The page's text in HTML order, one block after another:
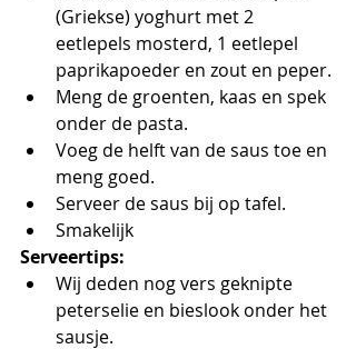
(Griekse) yoghurt met 2
eetlepels mosterd, 1 eetlepel
paprikapoeder en zout en peper.
Meng de groenten, kaas en spek
onder de pasta.
Voeg de helft van de saus toe en
meng goed.
Serveer de saus bij op tafel.
Smakelijk
Serveertips:
Wij deden nog vers geknipte
peterselie en bieslook onder het
sausje.